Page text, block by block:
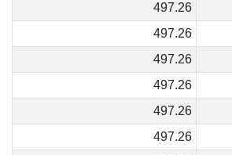
497.26
497.26
497.26
497.26
497.26
497.26